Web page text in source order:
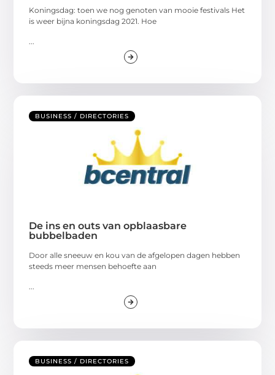
Koningsdag: toen we nog genoten van mooie festivals Het
is weer bijna koningsdag 2021. Hoe
BUSINESS / DIRECTORIES
De ins en outs van opblaasbare
bubbelbaden
Door alle sneeuw en kou van de afgelopen dagen hebben
steeds meer mensen behoefte aan
BUSINESS / DIRECTORIES